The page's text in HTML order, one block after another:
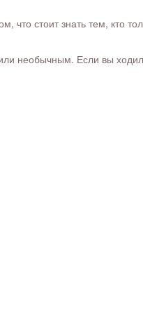
стоит знать тем, кто
необычным. Если вы